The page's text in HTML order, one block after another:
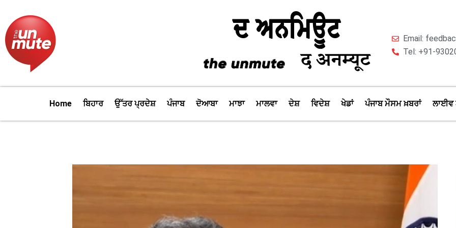
content
Email:
Tel: +91-
Home ਬਿਹਾਰ ਉੱਤਰ ਪ੍ਰਦੇਸ਼ ਪੰਜਾਬ ਦੋਆਬਾ ਮਾਝਾ ਮਾਲਵਾ ਦੇਸ਼ ਵਿਦੇਸ਼ ਖੇਡਾਂ ਪੰਜਾਬ ਮੌਸਮ ਖ਼ਬਰਾਂ ਲਾਈਵ